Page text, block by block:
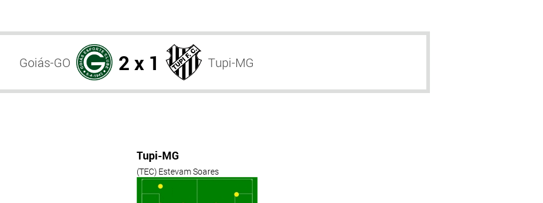
Goiás-GO 2 x 1 Tupi-MG
Tupi-MG
(TEC) Estevam Soares